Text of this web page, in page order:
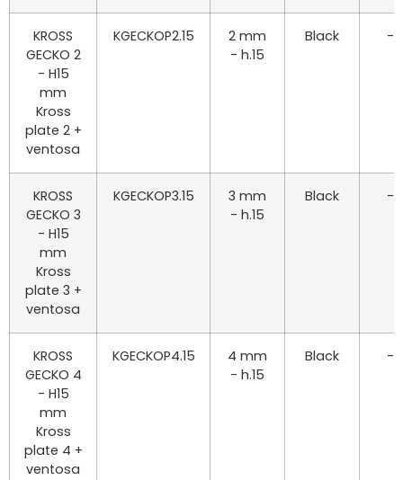
KROSS
GECKO 2
- H15
mm
Kross
plate 2 +
ventosa
KGECKOP2.15
2 mm
- h.15
Black -
KROSS
GECKO 3
- H15
mm
Kross
plate 3 +
ventosa
KGECKOP3.15
3 mm
- h.15
Black -
KROSS
GECKO 4
- H15
mm
Kross
plate 4 +
ventosa
KGECKOP4.15
4 mm
- h.15
Black -